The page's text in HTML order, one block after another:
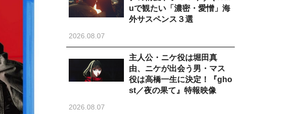
uで観たい「濃密・愛憎」海
外サスペンス３選
2026.08.07
主人公・ニケ役は堀田真
由、ニケが出会う男・マス
役は高橋一生に決定！『gho
st／夜の果て』特報映像
2026.08.07